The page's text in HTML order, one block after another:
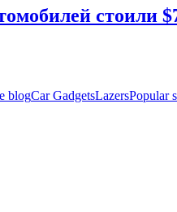
стоили
blogCar GadgetsLazersPopular